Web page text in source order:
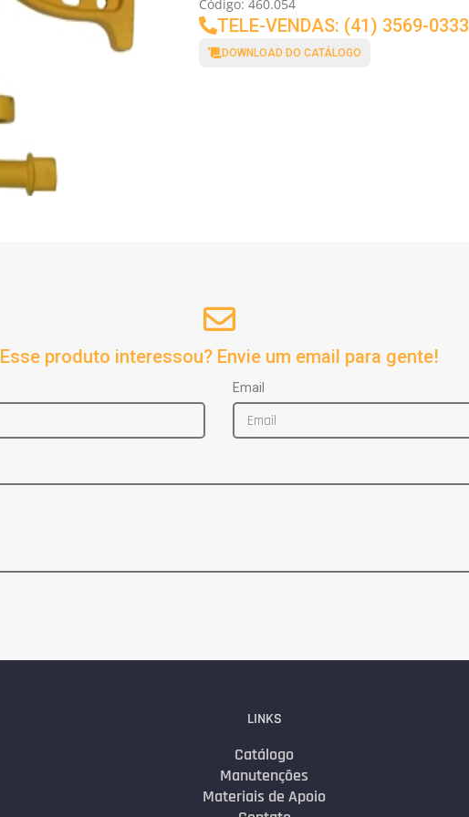
Código: 460.054
TELE-VENDAS: (41) 3569-0333
DOWNLOAD DO CATÁLOGO
Esse produto interessou? Envie um email para gente!
Email
LINKS
Catálogo
Manutenções
Materiais de Apoio